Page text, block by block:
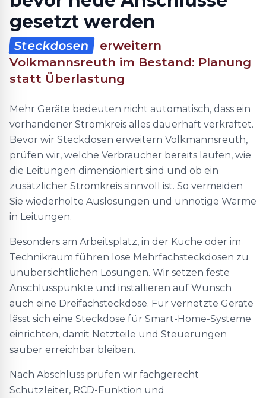
gesetzt werden
Steckdosen
erweitern
Volkmannsreuth im Bestand: Planung
statt Überlastung
Mehr Geräte bedeuten nicht automatisch, dass ein
vorhandener Stromkreis alles dauerhaft verkraftet.
Bevor wir Steckdosen erweitern Volkmannsreuth,
prüfen wir, welche Verbraucher bereits laufen, wie
die Leitungen dimensioniert sind und ob ein
zusätzlicher Stromkreis sinnvoll ist. So vermeiden
Sie wiederholte Auslösungen und unnötige Wärme
in Leitungen.
Besonders am Arbeitsplatz, in der Küche oder im
Technikraum führen lose Mehrfachsteckdosen zu
unübersichtlichen Lösungen. Wir setzen feste
Anschlusspunkte und installieren auf Wunsch
auch eine Dreifachsteckdose. Für vernetzte Geräte
lässt sich eine Steckdose für Smart-Home-Systeme
einrichten, damit Netzteile und Steuerungen
sauber erreichbar bleiben.
Nach Abschluss prüfen wir fachgerecht
Schutzleiter, RCD-Funktion und